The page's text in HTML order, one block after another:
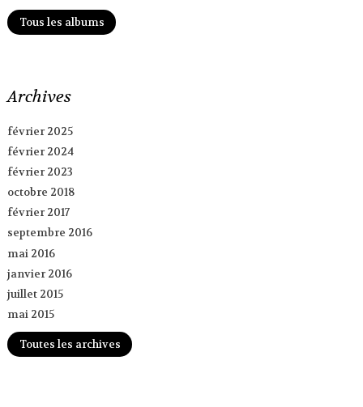
Tous les albums
Archives
février 2025
février 2024
février 2023
octobre 2018
février 2017
septembre 2016
mai 2016
janvier 2016
juillet 2015
mai 2015
Toutes les archives